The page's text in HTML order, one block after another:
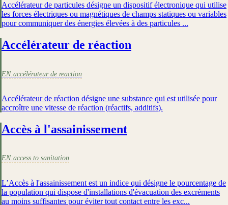
Accélérateur de particules désigne un dispositif électronique qui utilise
les forces électriques ou magnétiques de champs statiques ou variables
pour communiquer des énergies élevées à des particules ...
Accélérateur de réaction
EN:accélérateur de reaction
Accélérateur de réaction désigne une substance qui est utilisée pour
accroître une vitesse de réaction (réactifs, additifs).
Accès à l'assainissement
EN:access to sanitation
L’Accès à l'assainissement est un indice qui désigne le pourcentage de
la population qui dispose d'installations d'évacuation des excréments
au moins suffisantes pour éviter tout contact entre les exc...